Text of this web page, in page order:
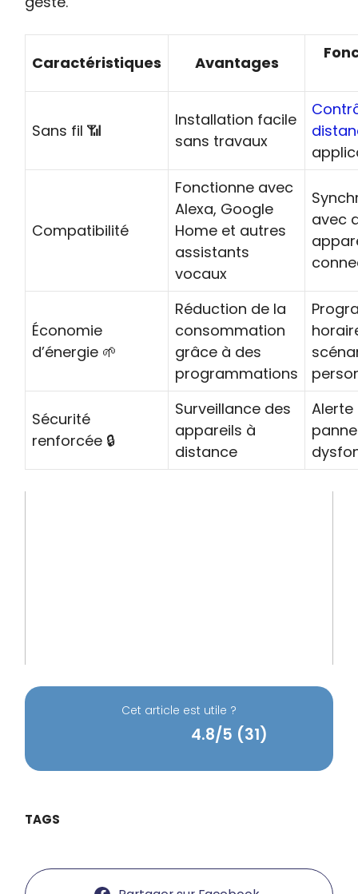
Caractéristiques Avantages
Sans fil 📶
Installation facile
sans travaux
Compatibilité
Fonctionne avec
Alexa, Google
Home et autres
assistants
vocaux
avec
Économie
d’énergie 🌱
Réduction de la
consommation
grâce à des
programmations
Sécurité
renforcée 🔒
Surveillance des
appareils à
distance
Alerte
Cet article est utile ?
4.8/5 (31)
TAGS